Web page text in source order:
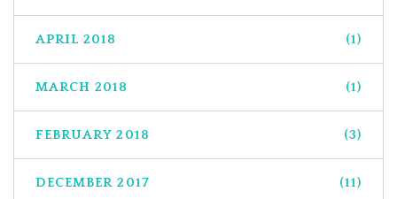
APRIL 2018 (1)
MARCH 2018 (1)
FEBRUARY 2018 (3)
DECEMBER 2017 (11)